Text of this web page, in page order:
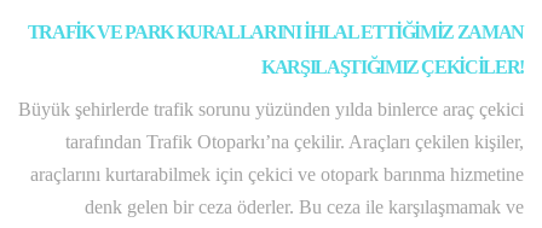
TRAFİK VE PARK KURALLARINI İHLAL ETTİĞİMİZ ZAMAN
KARŞILAŞTIĞIMIZ ÇEKİCİLER!
Büyük şehirlerde trafik sorunu yüzünden yılda binlerce araç çekici
tarafından Trafik Otoparkı’na çekilir. Araçları çekilen kişiler,
araçlarını kurtarabilmek için çekici ve otopark barınma hizmetine
denk gelen bir ceza öderler. Bu ceza ile karşılaşmamak ve